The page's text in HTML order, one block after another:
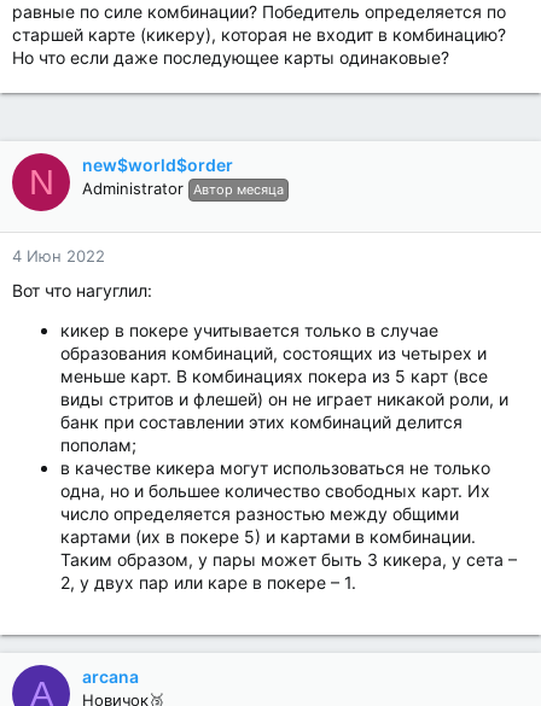
равные по силе комбинации? Победитель определяется по
старшей карте (кикеру), которая не входит в комбинацию?
Но что если даже последующее карты одинаковые?
N new$world$order
Administrator Автор месяца
4 Июн 2022
Вот что нагуглил:
кикер в покере учитывается только в случае
образования комбинаций, состоящих из четырех и
меньше карт. В комбинациях покера из 5 карт (все
виды стритов и флешей) он не играет никакой роли, и
банк при составлении этих комбинаций делится
пополам;
в качестве кикера могут использоваться не только
одна, но и большее количество свободных карт. Их
число определяется разностью между общими
картами (их в покере 5) и картами в комбинации.
Таким образом, у пары может быть 3 кикера, у сета –
2, у двух пар или каре в покере – 1.
A arcana
Новичок🥉